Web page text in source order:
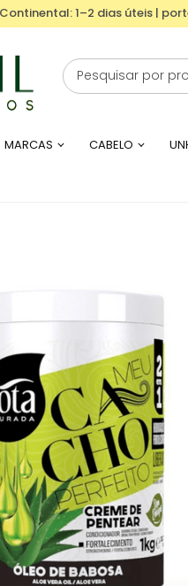
1–2 dias úteis |
MARCAS CABELO